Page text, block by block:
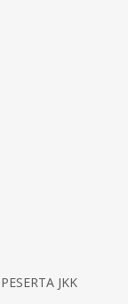
JKK